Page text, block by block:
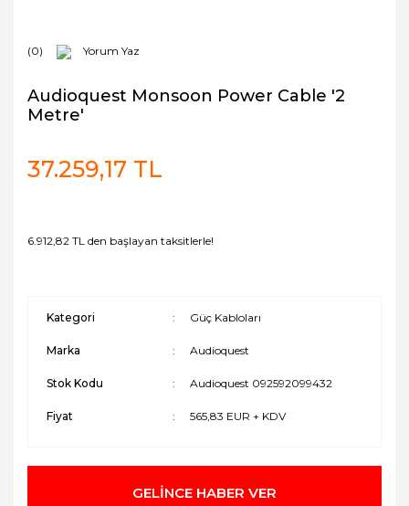
(0) Yorum Yaz
Audioquest Monsoon Power Cable '2
Metre'
37.259,17 TL
6.912,82 TL den başlayan taksitlerle!
Kategori Güç Kabloları
Marka Audioquest
Stok Kodu Audioquest 092592099432
Fiyat 565,83 EUR + KDV
GELİNCE HABER VER